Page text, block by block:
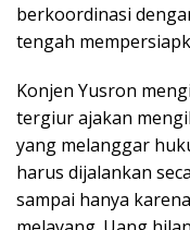
berkoordinasi
tengah
Konjen Yusron
tergiur ajakan
yang melanggar
harus dijalankan
sampai hanya